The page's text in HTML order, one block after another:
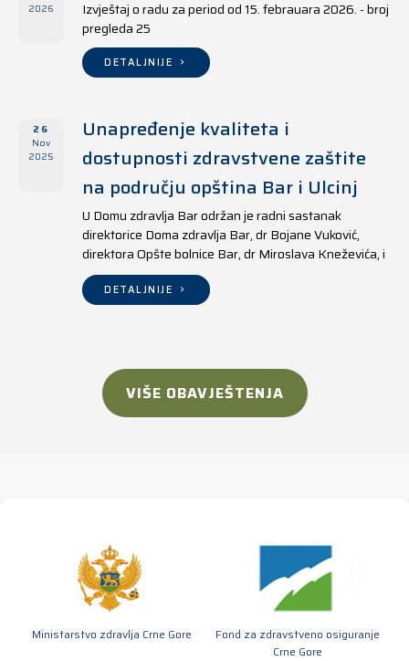
2026
Izvještaj o radu za period od 15. febrauara 2026. - broj
pregleda 25
DETALJNIJE
26
Nov
2025
Unapređenje kvaliteta i
dostupnosti zdravstvene zaštite
na području opština Bar i Ulcinj
U Domu zdravlja Bar održan je radni sastanak
direktorice Doma zdravlja Bar, dr Bojane Vuković,
direktora Opšte bolnice Bar, dr Miroslava Kneževića, i
direktora Doma zdravlja Ulcinj, Kreshnika Mustafe.
DETALJNIJE
VIŠE OBAVJEŠTENJA
Ministarstvo zdravlja Crne Gore
Fond za zdravstveno osiguranje
Crne Gore